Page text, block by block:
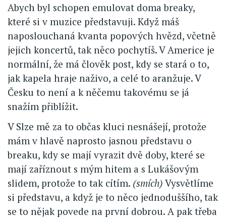
Abych byl schopen emulovat doma breaky,
které si v muzice představuji. Když máš
naposlouchaná kvanta popových hvězd, včetně
jejich koncertů, tak něco pochytíš. V Americe je
normální, že má člověk post, kdy se stará o to,
jak kapela hraje naživo, a celé to aranžuje. V
Česku to není a k něčemu takovému se já
snažím přiblížit.
V Slze mě za to občas kluci nesnášejí, protože
mám v hlavě naprosto jasnou představu o
breaku, kdy se mají vyrazit dvě doby, které se
mají zaříznout s mým hitem a s Lukášovým
slidem, protože to tak cítím. (smích) Vysvětlíme
si představu, a když je to něco jednoduššího, tak
se to nějak povede na první dobrou. A pak třeba